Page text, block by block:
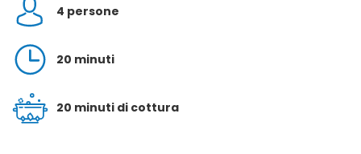
4 persone
20 minuti
20 minuti di cottura